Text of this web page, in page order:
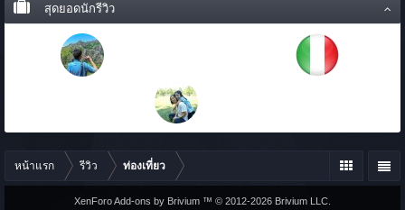
สุดยอดนักรีวิว
หน้าแรก รีวิว ท่องเที่ยว
XenForo Add-ons by Brivium ™ © 2012-2026 Brivium LLC.